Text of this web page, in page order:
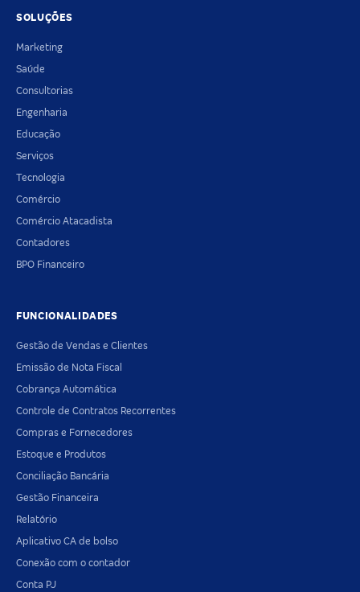
SOLUÇÕES
Marketing
Saúde
Consultorias
Engenharia
Educação
Serviços
Tecnologia
Comércio
Comércio Atacadista
Contadores
BPO Financeiro
FUNCIONALIDADES
Gestão de Vendas e Clientes
Emissão de Nota Fiscal
Cobrança Automática
Controle de Contratos Recorrentes
Compras e Fornecedores
Estoque e Produtos
Conciliação Bancária
Gestão Financeira
Relatório
Aplicativo CA de bolso
Conexão com o contador
Conta PJ